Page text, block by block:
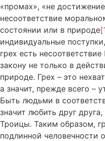
«промах», «не
несоответствие
состоянии или в природе
индивидуальные
грех есть
закону не только в
природе. Грех – это
а значит, прежде всего –
Быть людьми в
значит любить друг
Троицы. Таким образом,
подлинной человечности